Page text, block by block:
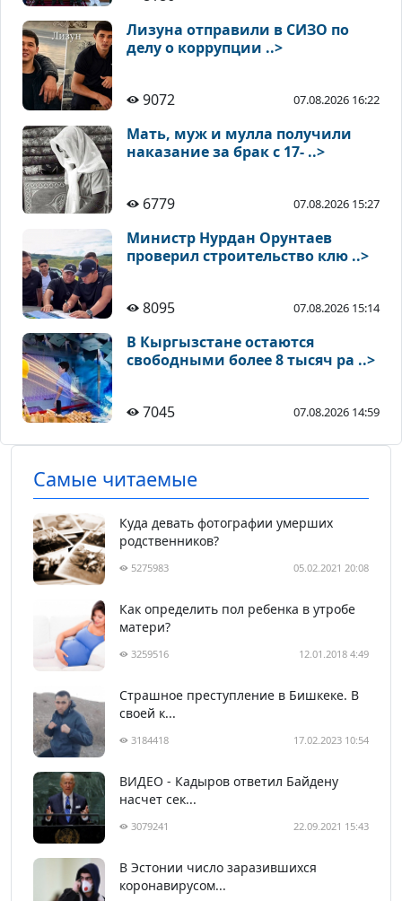
Лизуна отправили в СИЗО по
делу о коррупции ..>
9072 07.08.2026 16:22
Мать, муж и мулла получили
наказание за брак с 17- ..>
6779 07.08.2026 15:27
Министр Нурдан Орунтаев
проверил строительство клю ..>
8095 07.08.2026 15:14
В Кыргызстане остаются
свободными более 8 тысяч ра ..>
7045 07.08.2026 14:59
Самые читаемые
Куда девать фотографии умерших
родственников?
5275983 05.02.2021 20:08
Как определить пол ребенка в утробе
матери?
3259516 12.01.2018 4:49
Страшное преступление в Бишкеке. В
своей к...
3184418 17.02.2023 10:54
ВИДЕО - Кадыров ответил Байдену
насчет сек...
3079241 22.09.2021 15:43
В Эстонии число заразившихся
коронавирусом...